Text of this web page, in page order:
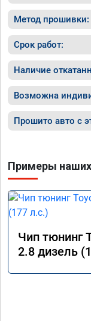
Метод прошивки:
Срок работ:
Наличие
Возможна
Прошито авто с
Примеры
Чип тюнинг
2.8 дизель